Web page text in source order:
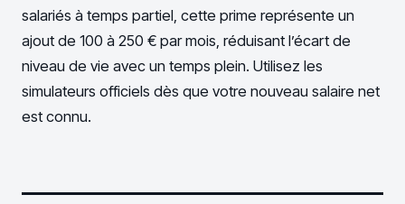
salariés à temps partiel, cette prime représente un
ajout de 100 à 250 € par mois, réduisant l’écart de
niveau de vie avec un temps plein. Utilisez les
simulateurs officiels dès que votre nouveau salaire net
est connu.